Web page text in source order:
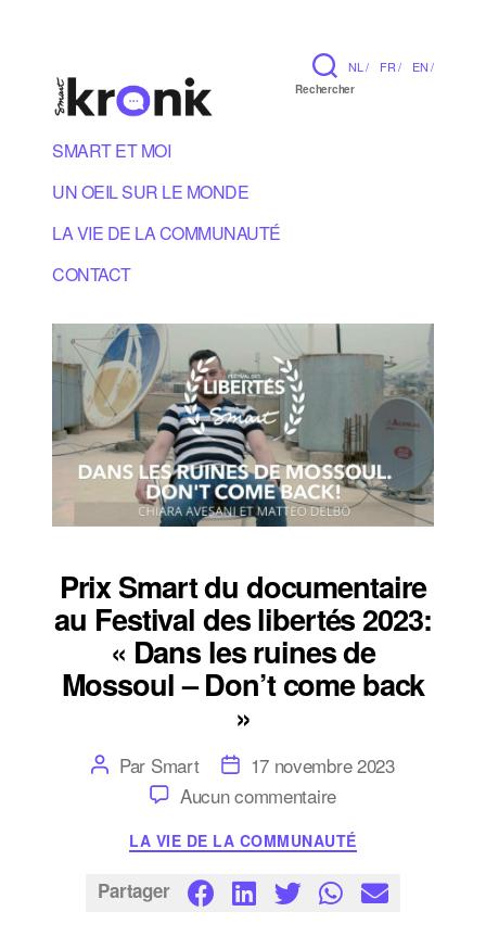
NL / FR / EN /
Rechercher
SMART ET MOI
UN OEIL SUR LE MONDE
LA VIE DE LA COMMUNAUTÉ
CONTACT
Prix Smart du documentaire
au Festival des libertés 2023:
« Dans les ruines de
Mossoul – Don’t come back
»
Auteur
de
l’article
Par Smart Date
de
l’article
17 novembre 2023
Aucun commentairesur
Smart
du
au
Festival
Catégories
LA VIE DE LA COMMUNAUTÉ
Partager